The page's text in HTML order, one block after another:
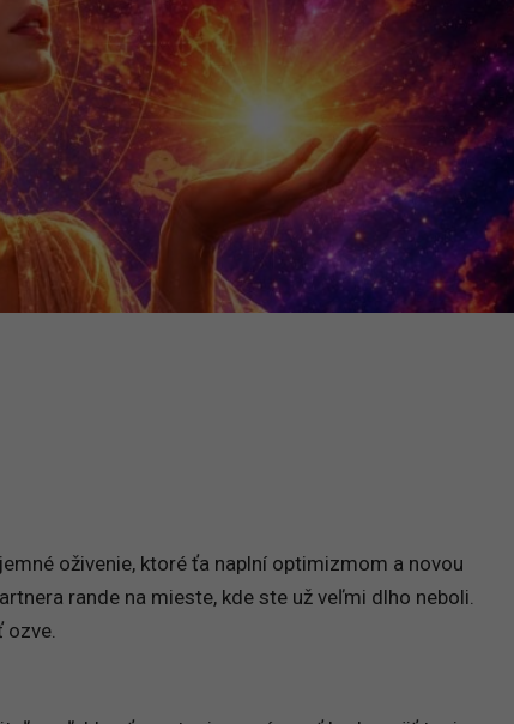
oživenie, ktoré ťa naplní optimizmom a novou
rande na mieste, kde ste už veľmi dlho neboli.